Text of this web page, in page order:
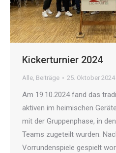
Kickerturnier 2024
Alle, Beiträge 25. Oktober 2024
Am 19.10.2024 fand das
aktiven im heimischen
mit der Gruppenphase, in
Teams zugeteilt wurden.
Vorrundenspiele gespielt